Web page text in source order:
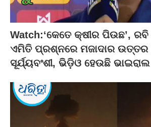
Watch:‘କେତେ କ୍ଷୀର ପିଉଛ’,
ଏମିତି ପ୍ରଶ୍ନରେ ମଜାଦାର ଉତ୍ତର
ସୂର୍ଯ୍ୟବଂଶୀ, ଭିଡ଼ିଓ ହେଉଛି ଭାଇରାଲ